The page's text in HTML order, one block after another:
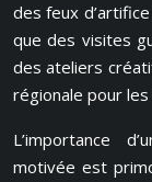
des feux
que des visites
des ateliers
régionale pour
L’importance
motivée est